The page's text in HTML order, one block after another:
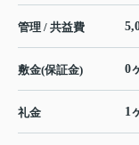
管理 / 共益費
敷金(保証金) 0
礼金 1